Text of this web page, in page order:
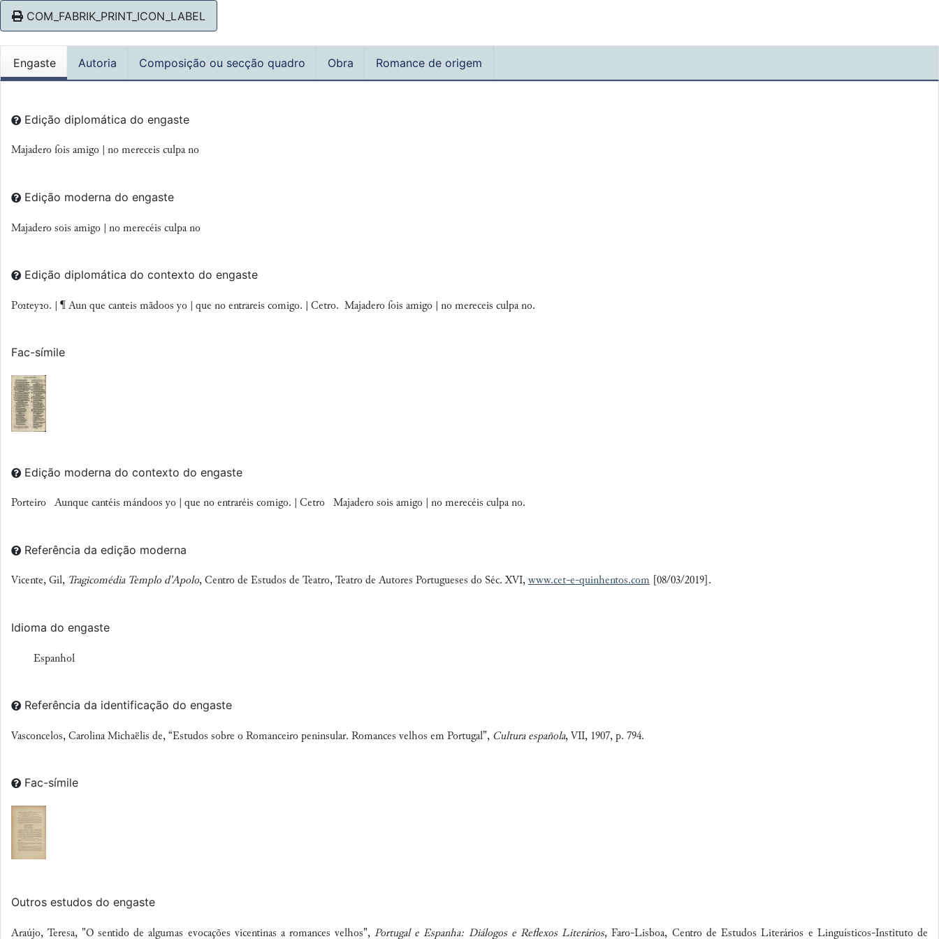
COM_FABRIK_PRINT_ICON_LABEL
Engaste Autoria Composição ou secção quadro Obra Romance de origem
Edição diplomática do engaste
Majadero ſois amigo | no mereceis culpa no
Edição moderna do engaste
Majadero sois amigo | no merecéis culpa no
Edição diplomática do contexto do engaste
Pteyꝛo. | ¶ Aun que canteis mãdoos yo | que no entrareis comigo. | Cetro. Majadero ſois amigo | no mereceis culpa no.
Fac-símile
Edição moderna do contexto do engaste
Porteiro Aunque cantéis mándoos yo | que no entraréis comigo. | Cetro Majadero sois amigo | no merecéis culpa no.
Referência da edição moderna
Vicente, Gil, Tragicomédia Templo d'Apolo, Centro de Estudos de Teatro, Teatro de Autores Portugueses do Séc. XVI, www.cet-e-quinhentos.com [08/03/2019].
Idioma do engaste
Espanhol
Referência da identificação do engaste
Vasconcelos, Carolina Michaëlis de, “Estudos sobre o Romanceiro peninsular. Romances velhos em Portugal”, Cultura española, VII, 1907, p. 794.
Fac-símile
Outros estudos do engaste
Araújo, Teresa, "O sentido de algumas evocações vicentinas a romances velhos", Portugal e Espanha: Diálogos e Reflexos Literários, Faro-Lisboa, Centro de Estudos Literários e Linguísticos-Instituto de